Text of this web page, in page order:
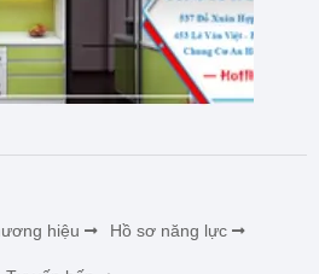
hiệu Hồ sơ năng lực